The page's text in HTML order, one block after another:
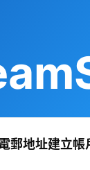
郵地址建立帳